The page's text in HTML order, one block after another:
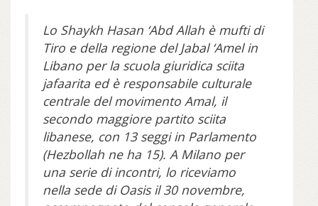
Lo Shaykh Hasan ‘Abd Allah è mufti di
Tiro e della regione del Jabal ‘Amel in
Libano per la scuola giuridica sciita
jafaarita ed è responsabile culturale
centrale del movimento Amal, il
secondo maggiore partito sciita
libanese, con 13 seggi in Parlamento
(Hezbollah ne ha 15). A Milano per
una serie di incontri, lo riceviamo
nella sede di Oasis il 30 novembre,